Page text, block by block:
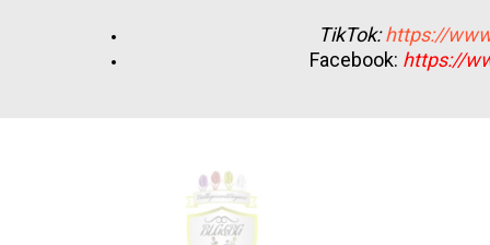
TikTok:https://
Facebook: https://